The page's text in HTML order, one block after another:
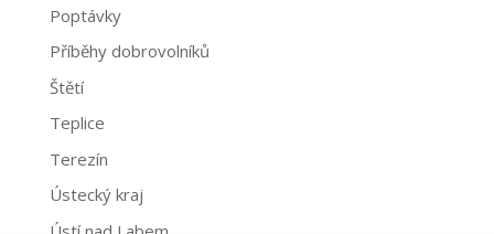
Poptávky
Příběhy dobrovolníků
Štětí
Teplice
Terezín
Ústecký kraj